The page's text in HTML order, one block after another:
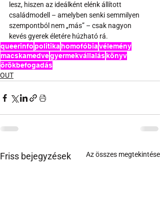
lesz, hiszen az ideálként elénk állított
családmodell – amelyben senki semmilyen
szempontból nem „más” – csak nagyon
kevés gyerek életére húzható rá.
queerinfopolitikahomofóbiavélemény
macskamedvegyermekvállaláskönyv
örökbefogadás
OUT
Friss bejegyzések Az összes megtekintése